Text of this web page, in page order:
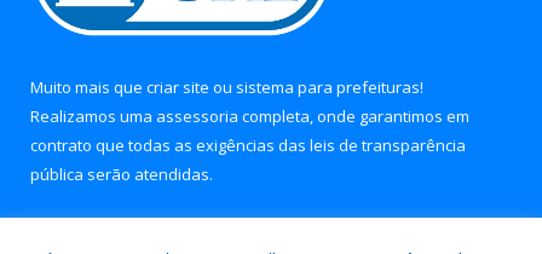
Muito mais que criar site ou sistema para prefeituras!
Realizamos uma assessoria completa, onde garantimos em
contrato que todas as exigências das leis de transparência
pública serão atendidas.